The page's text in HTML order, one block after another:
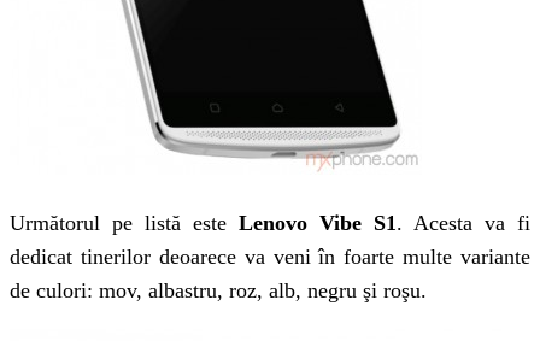
Următorul pe listă este Lenovo Vibe S1 . Acesta va fi
dedicat tinerilor deoarece va veni în foarte multe variante
de culori: mov, albastru, roz, alb, negru şi roşu.